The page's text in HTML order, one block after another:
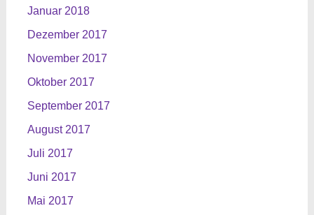
Januar 2018
Dezember 2017
November 2017
Oktober 2017
September 2017
August 2017
Juli 2017
Juni 2017
Mai 2017